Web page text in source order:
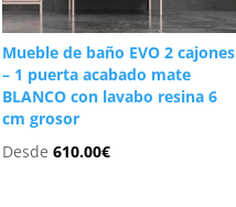
Mueble de baño EVO 2 cajones
– 1 puerta acabado mate
BLANCO con lavabo resina 6
cm grosor
Desde610.00€